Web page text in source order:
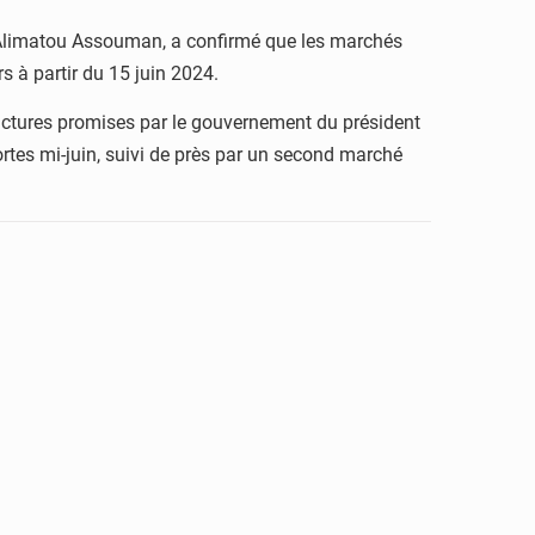
Assouman, a confirmé que les marchés
à partir du 15 juin 2024.
promises par le gouvernement du président
mi-juin, suivi de près par un second marché